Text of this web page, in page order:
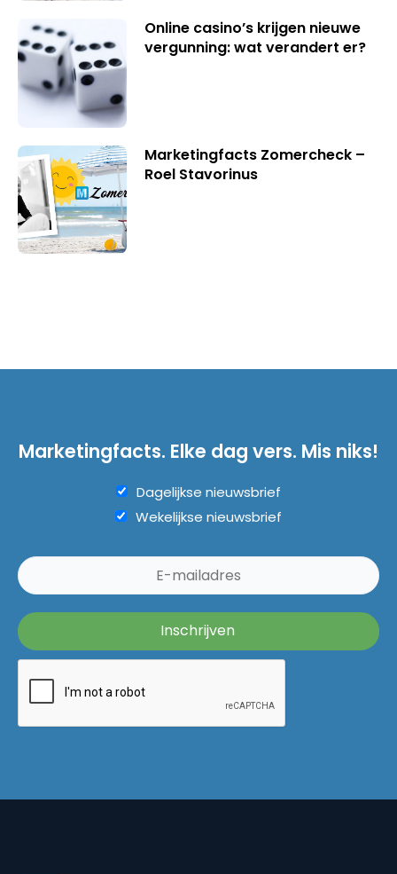
Online casino’s krijgen nieuwe
vergunning: wat verandert er?
Marketingfacts Zomercheck –
Roel Stavorinus
Marketingfacts. Elke dag vers. Mis niks!
Dagelijkse nieuwsbrief
Wekelijkse nieuwsbrief